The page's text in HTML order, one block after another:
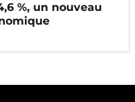
%, un nouveau